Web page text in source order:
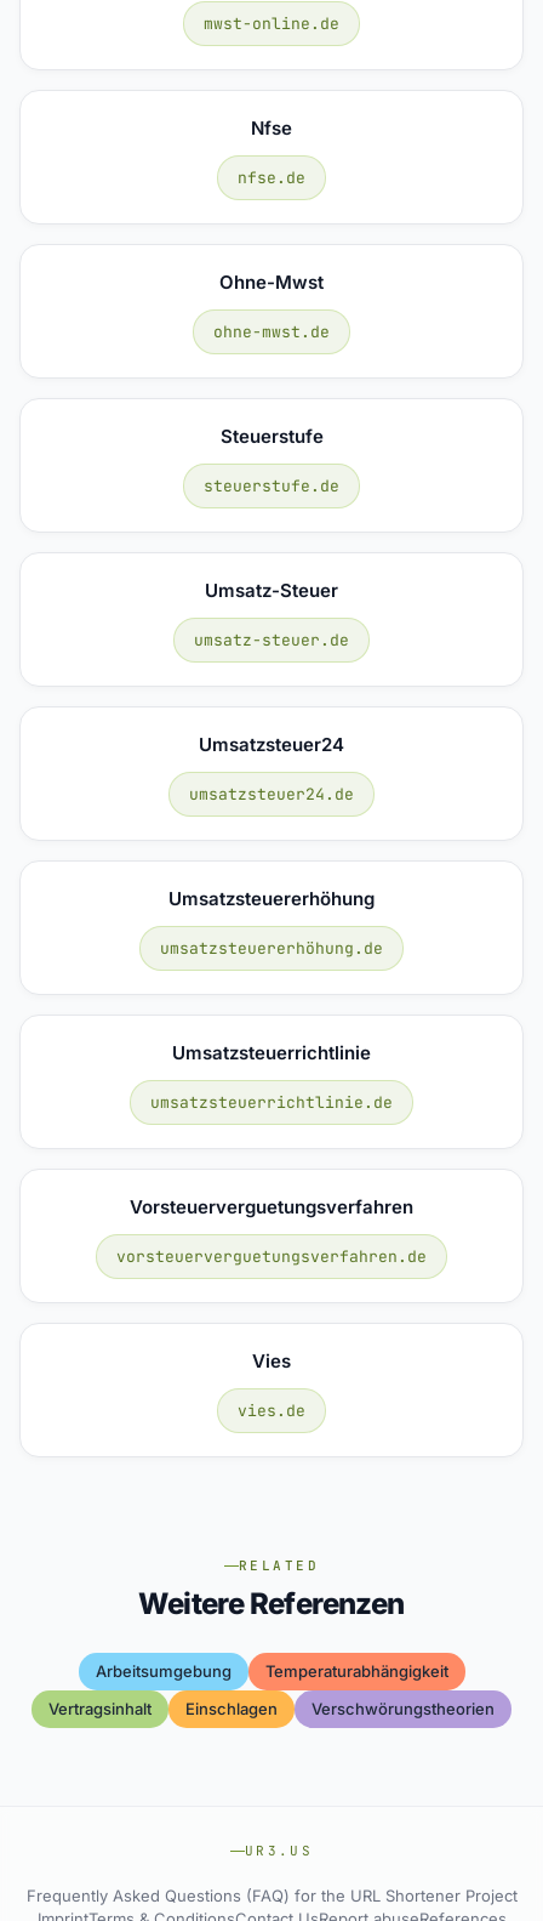
mwst-online.de
Nfse
nfse.de
Ohne-Mwst
ohne-mwst.de
Steuerstufe
steuerstufe.de
Umsatz-Steuer
umsatz-steuer.de
Umsatzsteuer24
umsatzsteuer24.de
Umsatzsteuererhöhung
umsatzsteuererhöhung.de
Umsatzsteuerrichtlinie
umsatzsteuerrichtlinie.de
Vorsteuerverguetungsverfahren
vorsteuerverguetungsverfahren.de
Vies
vies.de
RELATED
Weitere Referenzen
Arbeitsumgebung
Temperaturabhängigkeit
Vertragsinhalt
Einschlagen Verschwörungstheorien
UR3.US
Frequently Asked Questions (FAQ) for the URL Shortener Project